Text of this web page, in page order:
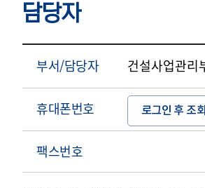
담당자
부서/담당자 건설사업관리
휴대폰번호 로그인 후 조
팩스번호